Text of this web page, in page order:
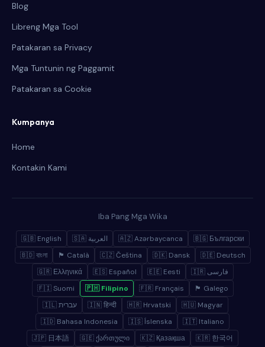
Blog
Libreng Mga Tool
Patakaran sa Privacy
Mga Tuntunin ng Paggamit
Patakaran sa Cookie
Kumpanya
Home
Kontakin Kami
Iba Pang Mga Wika
🇬🇧 English 🇸🇦 العربية 🇦🇿 Azərbaycanca
🇧🇬 Български
🇧🇩 বাংলা
🏴 Català 🇨🇿 Čeština 🇩🇰 Dansk
🇩🇪 Deutsch
🇬🇷 Ελληνικά
🇪🇸 Español 🇪🇪 Eesti
🇮🇷 فارسی
🇫🇮 Suomi
🇵🇭 Filipino 🇫🇷 Français
🏴 Galego
🇮🇱 עברית
🇮🇳 हिन्दी 🇭🇷 Hrvatski
🇭🇺 Magyar
🇮🇩 Bahasa Indonesia
🇮🇸 Íslenska
🇮🇹 Italiano
🇯🇵 日本語
🇬🇪 ქართული 🇰🇿 Қазақша 🇰🇷 한국어